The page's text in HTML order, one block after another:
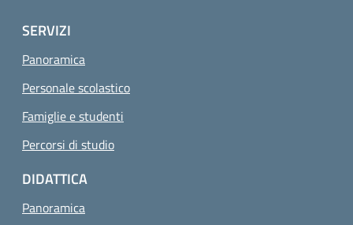
SERVIZI
Panoramica
Personale scolastico
Famiglie e studenti
Percorsi di studio
DIDATTICA
Panoramica